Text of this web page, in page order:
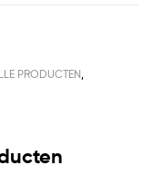
PRODUCTEN